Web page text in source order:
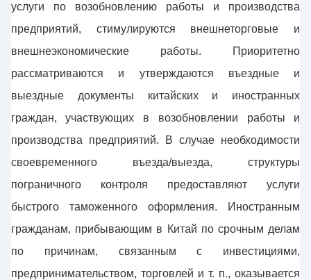
услуги по возобновлению работы и производства
предприятий, стимулируются внешнеторговые и
внешнеэкономические работы. Приоритетно
рассматриваются и утверждаются въездные и
выездные документы китайских и иностранных
граждан, участвующих в возобновлении работы и
производства предприятий. В случае необходимости
своевременного въезда/выезда, структуры
пограничного контроля предоставляют услуги
быстрого таможенного оформления. Иностранным
гражданам, прибывающим в Китай по срочным делам
по причинам, связанным с инвестициями,
предпринимательством, торговлей и т. п., оказывается